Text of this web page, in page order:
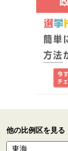
他の比例区を見る